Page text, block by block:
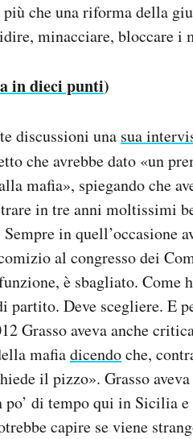
che una riforma della
minacciare, bloccare i
in dieci punti)
discussioni una sua
che avrebbe dato «un
mafia», spiegando che
in tre anni moltissimi
in quell’occasione
al congresso dei
è sbagliato. Come
partito. Deve scegliere. E
Grasso aveva anche
mafiadicendoche,
il pizzo». Grasso
po’ di tempo qui in Sicilia
capire se viene